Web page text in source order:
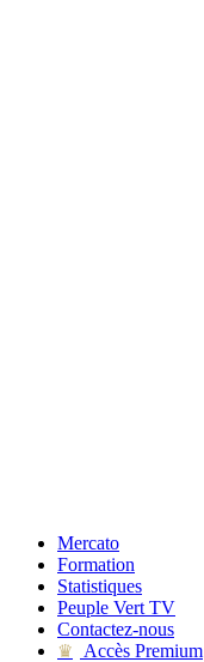
Mercato
Formation
Statistiques
Peuple Vert TV
Contactez-nous
♛
Accès Premium